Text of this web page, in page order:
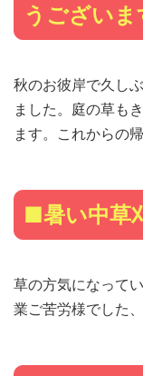
うございま
秋のお彼岸で久し
ました。庭の草も
ます。これからの
■暑い中草
草の方気になって
業ご苦労様でした